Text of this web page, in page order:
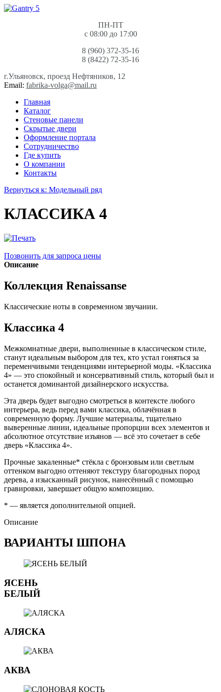
ПН-ПТ
с 08:00 до 17:00
8 (960) 372-35-16
8 (8422) 72-35-16
г.Ульяновск, проезд Нефтяников, 12
Email: fabrika-volga@mail.ru
Главная
Каталог
Стеновые панели
Скрытые двери
Оформление портала
Сотрудничество
Где купить
О компании
Контакты
Вернуться к: Модельный ряд
КЛАССИКА 4
Позвонить для запроса цены
Описание
Коллекция Renaissanse
Классические ноты в современном звучании.
Классика 4
Межкомнатные двери, выполненные в классическом стиле,
станут идеальным выбором для тех, кто устал гоняться за
переменчивыми тенденциями интерьерной моды. «Классика
4» — это спокойный и консервативный стиль, который был и
останется доминантой дизайнерского искусства.
Эта дверь будет выгодно смотреться в контексте любого
интерьера, ведь перед вами классика, облачённая в
современную форму. Лучшие материалы, тщательно
выверенные линии, идеальные пропорции всех элементов и
абсолютное отсутствие изъянов — всё это сочетает в себе
дверь «Классика 4».
Прочные закаленные* стёкла с бронзовым или светлым
оттенком выгодно оттеняют текстуру благородных пород
дерева, а изысканный рисунок, нанесённый с помощью
гравировки, завершает общую композицию.
* — является дополнительной опцией.
Описание
ВАРИАНТЫ ШПОНА
ЯСЕНЬ
БЕЛЫЙ
АЛЯСКА
АКВА